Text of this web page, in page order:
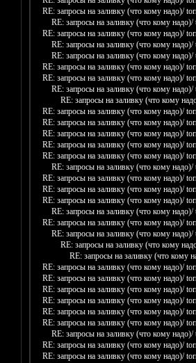
RE: запросы на заливку (что кому надо)/
RE: запросы на заливку (что кому надо)/
RE: запросы на заливку (что кому надо)/
RE: запросы на заливку (что кому надо)/
RE: запросы на заливку (что кому надо)/
RE: запросы на заливку (что кому надо)/
RE: запросы на заливку (что кому надо)/
RE: запросы на заливку (что кому надо)/
RE: запросы на заливку (что кому
RE: запросы на заливку (что кому надо)/
RE: запросы на заливку (что кому надо)/
RE: запросы на заливку (что кому надо)/
RE: запросы на заливку (что кому надо)/
RE: запросы на заливку (что кому надо)/
RE: запросы на заливку (что кому надо)/
RE: запросы на заливку (что кому надо)/
RE: запросы на заливку (что кому надо)/
RE: запросы на заливку (что кому надо)/
RE: запросы на заливку (что кому надо)/
RE: запросы на заливку (что кому надо)/
RE: запросы на заливку (что кому надо)/
RE: запросы на заливку (что кому
RE: запросы на заливку (что кому
RE: запросы на заливку (что кому надо)/
RE: запросы на заливку (что кому надо)/
RE: запросы на заливку (что кому надо)/
RE: запросы на заливку (что кому надо)/
RE: запросы на заливку (что кому надо)/
RE: запросы на заливку (что кому надо)/
RE: запросы на заливку (что кому надо)/
RE: запросы на заливку (что кому надо)/
RE: запросы на заливку (что кому надо)/